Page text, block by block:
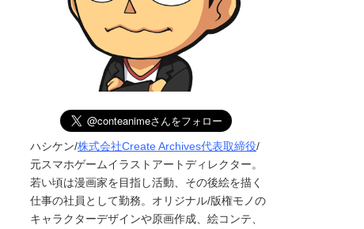
ハシケン/株式会社Create Archives代表取締役/
元スマホゲームイラストアートディレクター。
若い頃は漫画家を目指し活動、その後絵を描く
仕事の社員として勤務。オリジナル/版権モノの
キャラクターデザインや原画作成、絵コンテ、